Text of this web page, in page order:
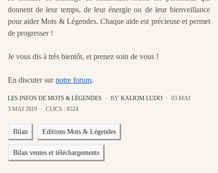
donnent de leur temps, de leur énergie ou de leur bienveillance
pour aider Mots & Légendes. Chaque aide est précieuse et permet
de progresser !
Je vous dis à très bientôt, et prenez soin de vous !
En discuter surnotre forum.
LES INFOS DE MOTS & LÉGENDES BY KALIOM LUDO
03.MAI
3 MAI 2019
CLICS : 8524
Bilan Editions Mots & Légendes
Bilan ventes et téléchargements